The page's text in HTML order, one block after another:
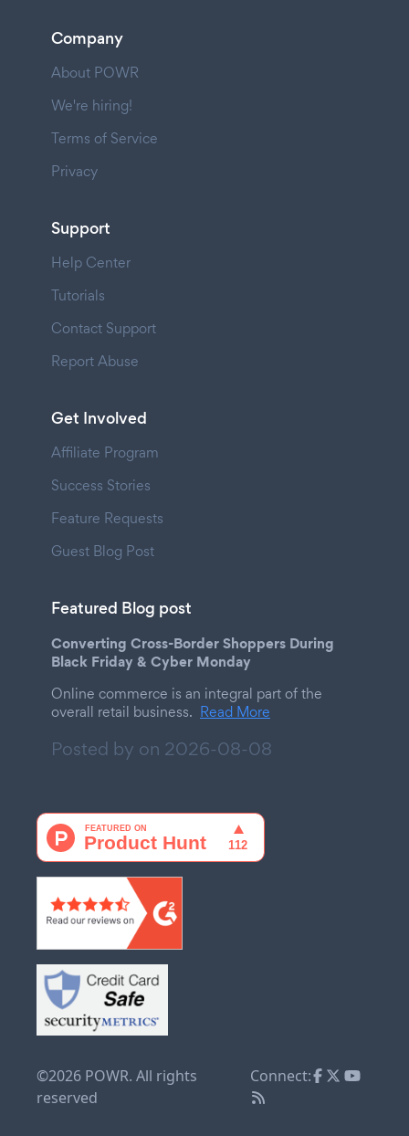
Company
About POWR
We're hiring!
Terms of Service
Privacy
Support
Help Center
Tutorials
Contact Support
Report Abuse
Get Involved
Affiliate Program
Success Stories
Feature Requests
Guest Blog Post
Featured Blog post
Converting Cross-Border Shoppers During
Black Friday & Cyber Monday
Online commerce is an integral part of the
overall retail business. Read More
Posted by on 2026-08-08
©2026 POWR. All rights
reserved
Connect: